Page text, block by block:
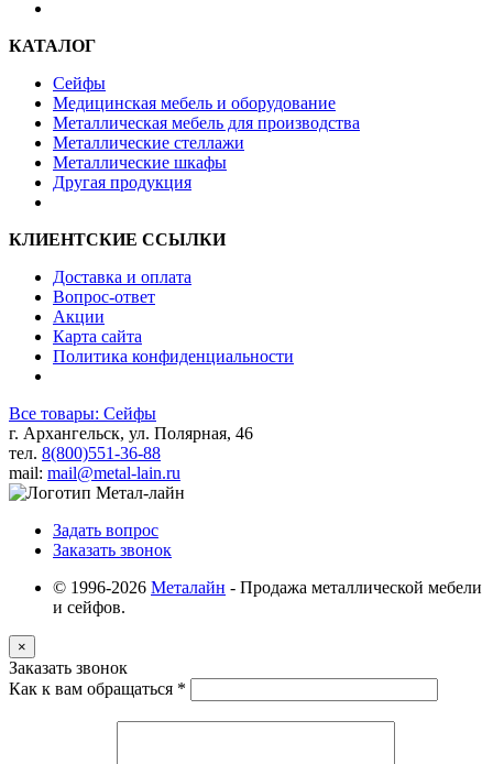
КАТАЛОГ
Сейфы
Медицинская мебель и оборудование
Металлическая мебель для производства
Металлические стеллажи
Металлические шкафы
Другая продукция
КЛИЕНТСКИЕ ССЫЛКИ
Доставка и оплата
Вопрос-ответ
Акции
Карта сайта
Политика конфиденциальности
Все товары: Сейфы
г. Архангельск, ул. Полярная, 46
тел. 8(800)551-36-88
mail: mail@metal-lain.ru
Задать вопрос
Заказать звонок
© 1996-2026 Металайн - Продажа металлической мебели
и сейфов.
×
Заказать звонок
Как к вам обращаться *